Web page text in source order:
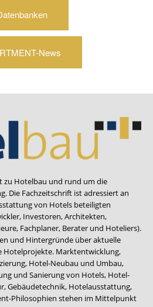
News
zu Hotelbau und rund um die
Die Fachzeitschrift ist adressiert an
von Hotels beteiligten
Investoren, Architekten,
Fachplaner, Berater und Hoteliers).
und Hintergründe über aktuelle
Hotelprojekte. Marktentwicklung,
Hotel-Neubau und Umbau,
und Sanierung von Hotels, Hotel-
Gebäudetechnik, Hotelausstattung,
Philosophien stehen im Mittelpunkt